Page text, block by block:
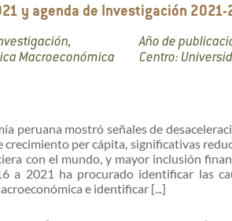
y agenda de Investigación 2021-
Macroeconómica
Año de
Centro:
peruana mostró señales de
crecimiento per cápita, significativas
con el mundo, y mayor inclusión
a 2021 ha procurado identificar las
e identificar [...]